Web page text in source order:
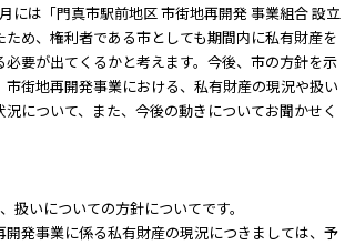
には「門真市駅前地区 市街地再開発 事業組合 設立
め、権利者である市としても期間内に私有財産を
必要が出てくるかと考えます。今後、市の方針を示
市街地再開発事業における、私有財産の現況や扱い
について、また、今後の動きについてお聞かせく
扱いについての方針についてです。
発事業に係る私有財産の現況につきましては、予